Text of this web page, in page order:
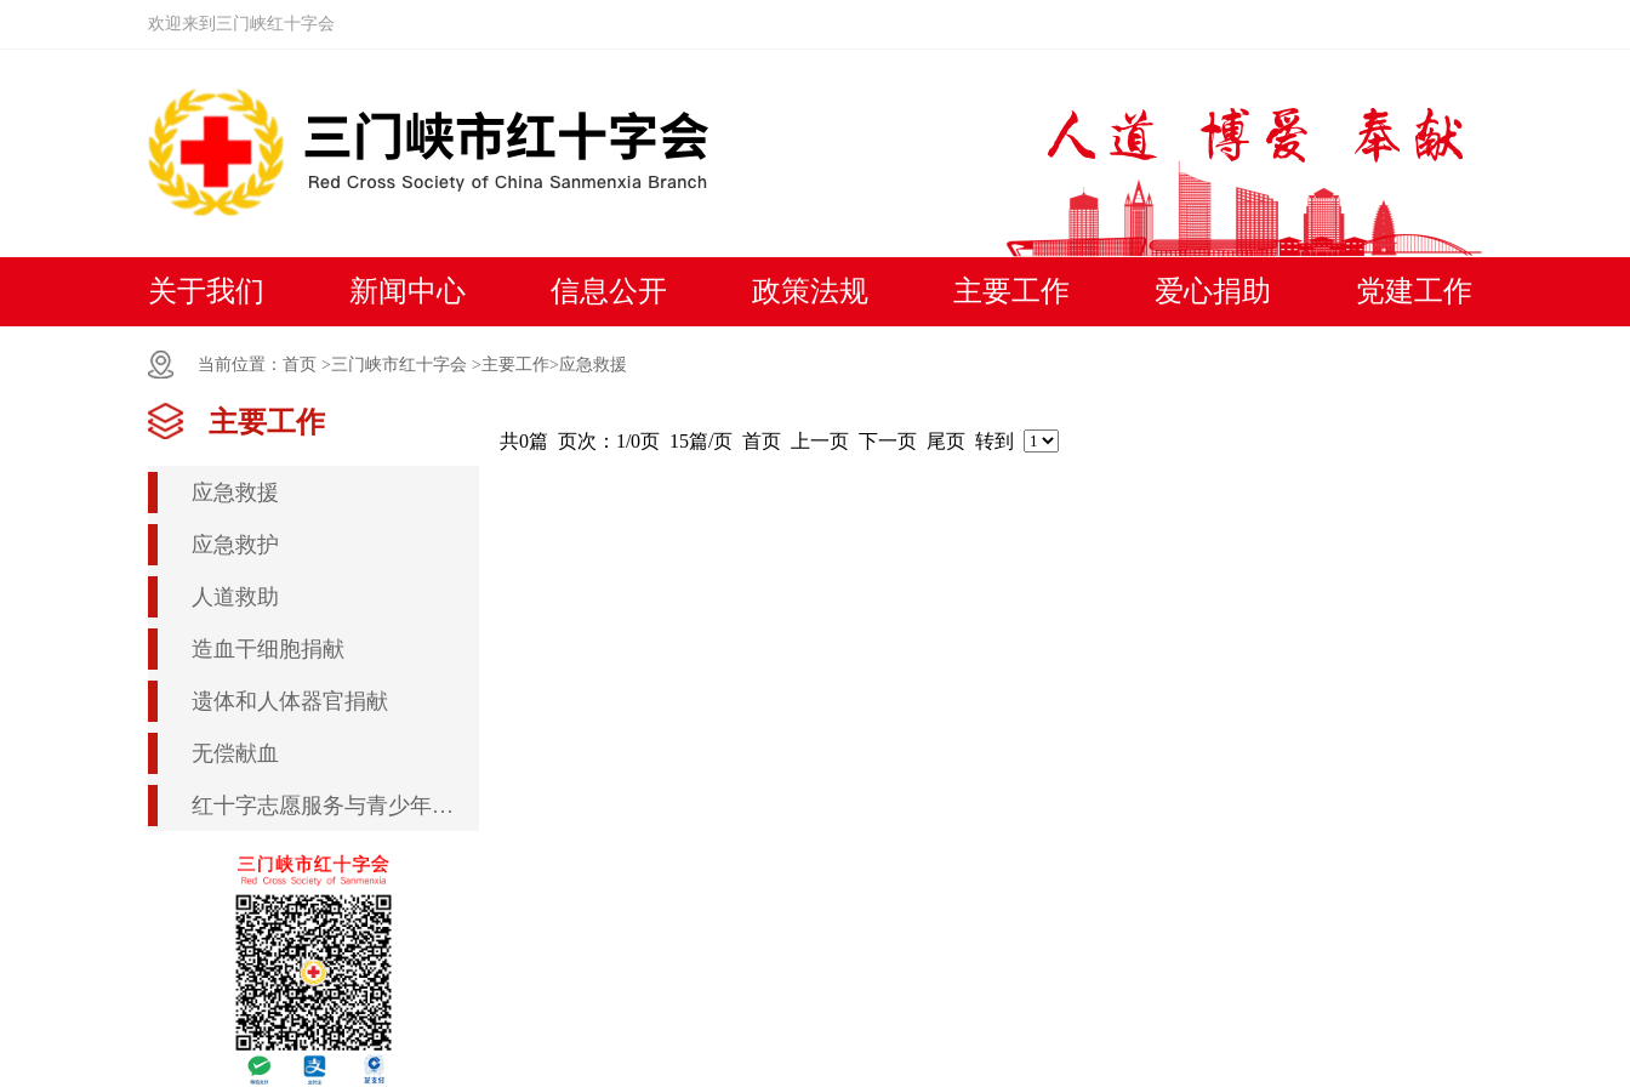
欢迎来到三门峡红十字会
关于我们 新闻中心 信息公开 政策法规 主要工作 爱心捐助 党建工作
当前位置： 首页 >三门峡市红十字会 >主要工作>应急救援
主要工作
应急救援
应急救护
人道救助
造血干细胞捐献
遗体和人体器官捐献
无偿献血
红十字志愿服务与青少年工作
共0篇 页次：1/0页 15篇/页 首页 上一页 下一页 尾页 转到